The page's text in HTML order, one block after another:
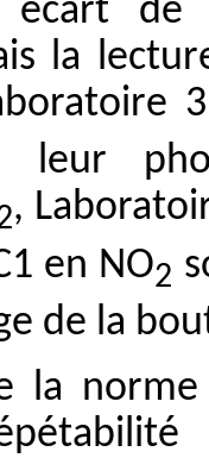
écart
la
leur
,
en NO2
de la
la